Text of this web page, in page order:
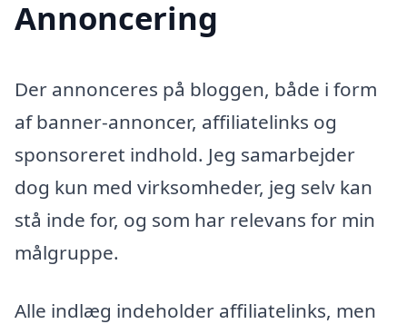
Annoncering
Der annonceres på bloggen, både i form
af banner-annoncer, affiliatelinks og
sponsoreret indhold. Jeg samarbejder
dog kun med virksomheder, jeg selv kan
stå inde for, og som har relevans for min
målgruppe.
Alle indlæg indeholder affiliatelinks, men